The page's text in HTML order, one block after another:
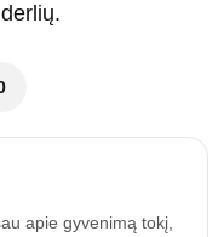
apie gyvenimą tokį,